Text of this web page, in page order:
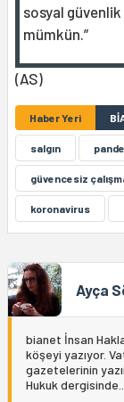
sosyal
mümkün.”
(AS)
Haber Yeri
salgın
güvencesiz
koronavirus
Ayça
bianet İnsan
köşeyi yazıyor.
gazetelerinin
Hukuk dergisinde...